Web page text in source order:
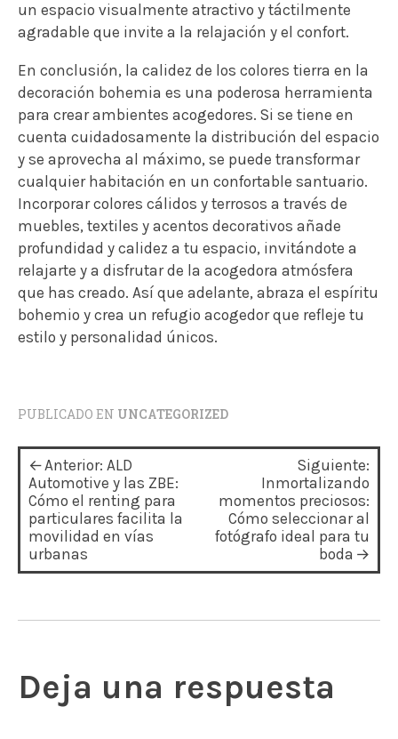
un espacio visualmente atractivo y táctilmente
agradable que invite a la relajación y el confort.
En conclusión, la calidez de los colores tierra en la
decoración bohemia es una poderosa herramienta
para crear ambientes acogedores. Si se tiene en
cuenta cuidadosamente la distribución del espacio
y se aprovecha al máximo, se puede transformar
cualquier habitación en un confortable santuario.
Incorporar colores cálidos y terrosos a través de
muebles, textiles y acentos decorativos añade
profundidad y calidez a tu espacio, invitándote a
relajarte y a disfrutar de la acogedora atmósfera
que has creado. Así que adelante, abraza el espíritu
bohemio y crea un refugio acogedor que refleje tu
estilo y personalidad únicos.
PUBLICADO EN UNCATEGORIZED
N
a
v
e
g
a
i
ó
Anterior: ALD
Automotive y las ZBE:
Cómo el renting para
particulares facilita la
movilidad en vías
urbanas
Siguiente:
Inmortalizando
momentos preciosos:
Cómo seleccionar al
fotógrafo ideal para tu
boda
Deja una respuesta